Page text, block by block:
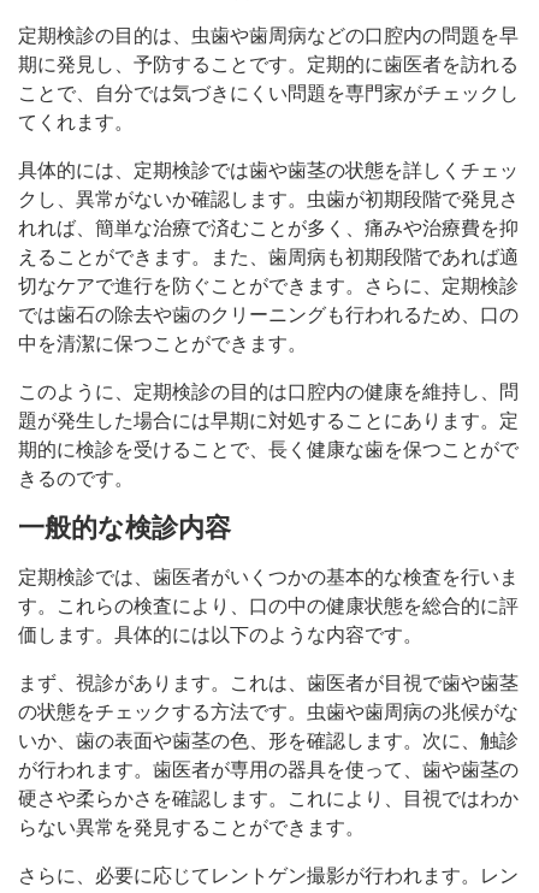
定期検診の目的は、虫歯や歯周病などの口腔内の問題を早
期に発見し、予防することです。定期的に歯医者を訪れる
ことで、自分では気づきにくい問題を専門家がチェックし
てくれます。
具体的には、定期検診では歯や歯茎の状態を詳しくチェッ
クし、異常がないか確認します。虫歯が初期段階で発見さ
れれば、簡単な治療で済むことが多く、痛みや治療費を抑
えることができます。また、歯周病も初期段階であれば適
切なケアで進行を防ぐことができます。さらに、定期検診
では歯石の除去や歯のクリーニングも行われるため、口の
中を清潔に保つことができます。
このように、定期検診の目的は口腔内の健康を維持し、問
題が発生した場合には早期に対処することにあります。定
期的に検診を受けることで、長く健康な歯を保つことがで
きるのです。
一般的な検診内容
定期検診では、歯医者がいくつかの基本的な検査を行いま
す。これらの検査により、口の中の健康状態を総合的に評
価します。具体的には以下のような内容です。
まず、視診があります。これは、歯医者が目視で歯や歯茎
の状態をチェックする方法です。虫歯や歯周病の兆候がな
いか、歯の表面や歯茎の色、形を確認します。次に、触診
が行われます。歯医者が専用の器具を使って、歯や歯茎の
硬さや柔らかさを確認します。これにより、目視ではわか
らない異常を発見することができます。
さらに、必要に応じてレントゲン撮影が行われます。レン